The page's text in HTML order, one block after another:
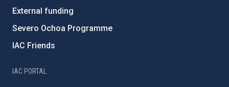
External funding
Severo Ochoa Programme
IAC Friends
IAC PORTAL